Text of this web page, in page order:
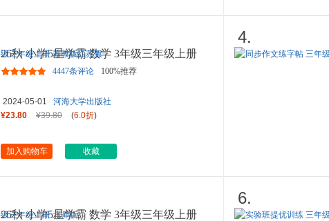
26秋 小学5星学霸 数学 3年级三年级上册
苏教版江苏版4447条评论 100%推荐
2024-05-01
河海大学出版社
¥23.80
¥39.80 (6.0折)
加入购物车 收藏
4.
26秋 小学5星学霸 数学 3年级三年级上册
6.